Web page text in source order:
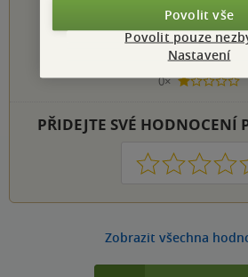
0×
5
0×
4
0×
3
0×
2 hvězdičky
0×
1 hvezdička
PŘIDEJTE SVÉ HODNOCENÍ
1 2 3 4 5
Zobrazit všechna
Povolit vše
Povolit pouze
Nastavení